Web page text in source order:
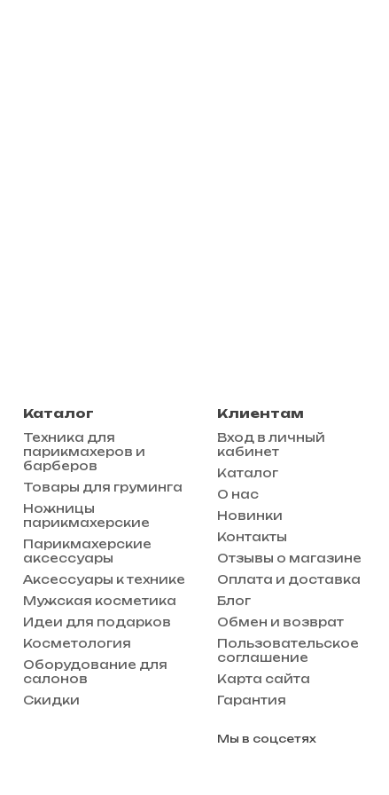
Каталог
Техника для
парикмахеров и
барберов
Товары для груминга
Ножницы
парикмахерские
Парикмахерские
аксессуары
Аксессуары к технике
Мужская косметика
Идеи для подарков
Косметология
Оборудование для
салонов
Скидки
Клиентам
Вход в личный
кабинет
Каталог
О нас
Новинки
Контакты
Отзывы о магазине
Оплата и доставка
Блог
Обмен и возврат
Пользовательское
соглашение
Карта сайта
Гарантия
Мы в соцсетях